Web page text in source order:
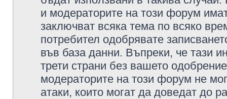
и модераторите на този форум
заключват всяка тема по всяко
потребител одобрявате
във база данни. Въпреки, че тази
трети страни без вашето
модераторите на този форум не
атаки, които могат да доведат до